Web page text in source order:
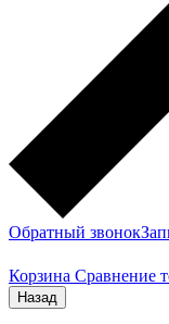
Обратный звонок
Корзина Сравнение
Назад